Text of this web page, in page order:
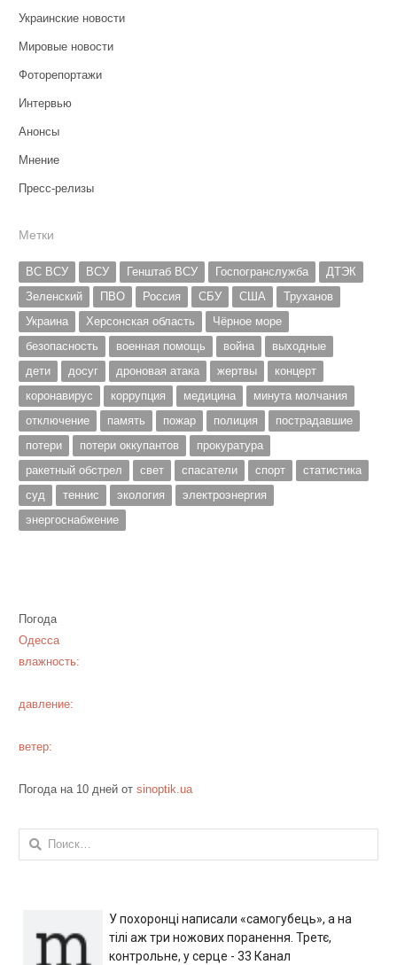
Украинские новости
Мировые новости
Фоторепортажи
Интервью
Анонсы
Мнение
Пресс-релизы
Метки
ВС ВСУ ВСУ Генштаб ВСУ Госпогранслужба
ДТЭК
Зеленский
ПВО Россия СБУ США
Труханов
Украина
Херсонская область
Чёрное море
безопасность
военная помощь война
выходные
дети
досуг дроновая атака жертвы
концерт
коронавирус
коррупция медицина
минута молчания
отключение
память пожар полиция
пострадавшие
потери
потери оккупантов
прокуратура
ракетный обстрел
свет спасатели спорт
статистика
суд
теннис экология
электроэнергия
энергоснабжение
Погода
Одесса
влажность:
давление:
ветер:
Погода на 10 дней от sinoptik.ua
Найти:
У похоронці написали «самогубець», а на
тілі аж три ножових поранення. Третє,
контрольне, у серце - 33 Канал